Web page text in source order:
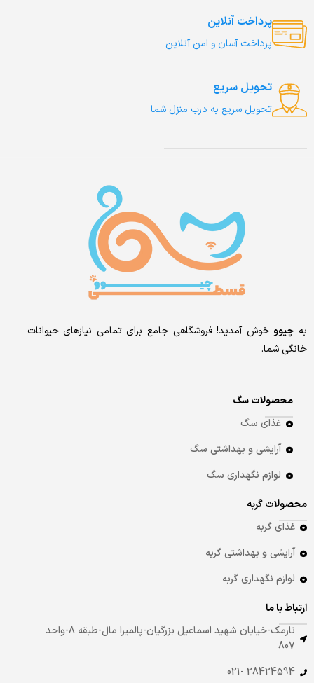
پرداخت آنلاین
پرداخت آسان و امن آنلاین
تحویل سریع
تحویل سریع به درب منزل شما
به چیوو خوش آمدید! فروشگاهی جامع برای تمامی نیازهای حیوانات
خانگی شما.
محصولات سگ
غذای سگ
آرایشی و بهداشتی سگ
لوازم نگهداری سگ
محصولات گربه
غذای گربه
آرایشی و بهداشتی گربه
لوازم نگهداری گربه
ارتباط با ما
نارمک-خیابان شهید اسماعیل بزرگیان-پالمیرا مال-طبقه 8-واحد
807
28424594 -021